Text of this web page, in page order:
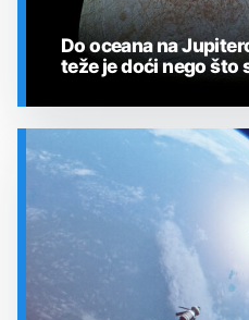
SVEMIR
Do oceana na
teže je doći nego što